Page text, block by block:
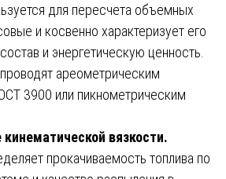
для пересчета объемных
и косвенно характеризует его
и энергетическую ценность.
ареометрическим
3900 или пикнометрическим
вязкости.
прокачиваемость топлива по